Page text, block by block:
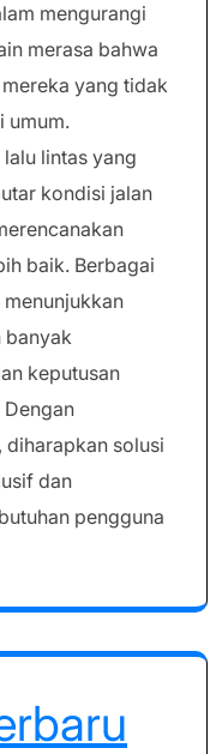
mengurangi
merasa bahwa
yang tidak
umum.
lintas yang
kondisi jalan
baik. Berbagai
banyak
keputusan
diharapkan solusi
dan
pengguna